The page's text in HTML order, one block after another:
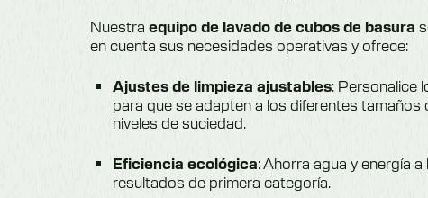
Nuestra equipo de lavado de cubos de basura
en cuenta sus necesidades operativas y ofrece:
Ajustes de limpieza ajustables: Personalice
para que se adapten a los diferentes tamaños
niveles de suciedad.
Eficiencia ecológica: Ahorra agua y energía
resultados de primera categoría.